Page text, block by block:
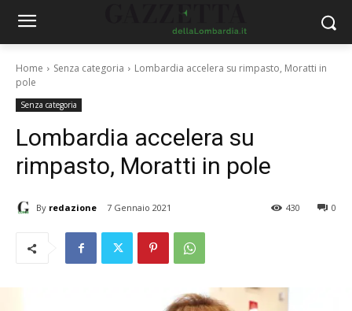
Home Senza categoria
Lombardia accelera su rimpasto, Moratti in
pole
Senza categoria
Lombardia accelera su
rimpasto, Moratti in pole
By redazione 7 Gennaio 2021 0
430